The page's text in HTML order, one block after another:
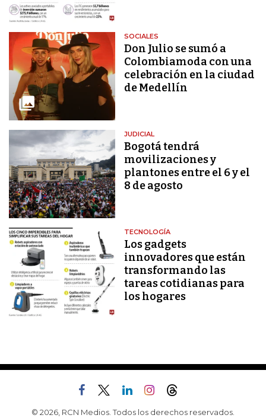
SOCIALES
Don Julio se sumó a
Colombiamoda con una
celebración en la ciudad
de Medellín
JUDICIAL
Bogotá tendrá
movilizaciones y
plantones entre el 6 y el
8 de agosto
TECNOLOGÍA
Los gadgets
innovadores que están
transformando las
tareas cotidianas para
los hogares
© 2026, RCN Medios. Todos los derechos reservados.